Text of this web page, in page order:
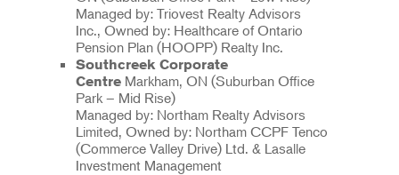
Managed by: Triovest Realty Advisors
Inc., Owned by: Healthcare of Ontario
Pension Plan (HOOPP) Realty Inc.
Southcreek Corporate
Centre Markham, ON (Suburban Office
Park – Mid Rise)
Managed by: Northam Realty Advisors
Limited, Owned by: Northam CCPF Tenco
(Commerce Valley Drive) Ltd. & Lasalle
Investment Management